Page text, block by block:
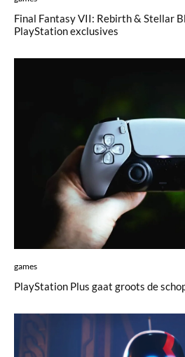
Final Fantasy VII: Rebirth & Stellar
PlayStation exclusives
games
PlayStation Plus gaat groots de